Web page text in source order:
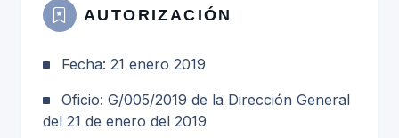
AUTORIZACIÓN
Fecha: 21 enero 2019
Oficio: G/005/2019 de la Dirección General
del 21 de enero del 2019